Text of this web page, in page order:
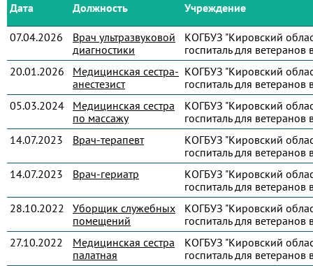
Дата Должность Учреждение
07.04.2026
Врач ультразвуковой
диагностики
КОГБУЗ "Кировский
госпиталь для ветеранов
20.01.2026
Медицинская сестра-
анестезист
КОГБУЗ "Кировский
госпиталь для ветеранов
05.03.2024
Медицинская сестра
по массажу
КОГБУЗ "Кировский
госпиталь для ветеранов
14.07.2023
Врач-терапевт
КОГБУЗ "Кировский
госпиталь для ветеранов
14.07.2023
Врач-гериатр
КОГБУЗ "Кировский
госпиталь для ветеранов
28.10.2022
Уборщик служебных
помещений
КОГБУЗ "Кировский
госпиталь для ветеранов
27.10.2022
Медицинская сестра
палатная
КОГБУЗ "Кировский
госпиталь для ветеранов